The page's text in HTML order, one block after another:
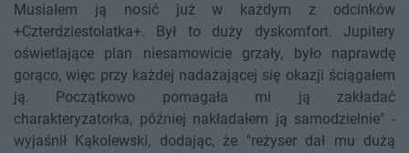
Musiałem ją nosić już w każdym z odcinków
+Czterdziestolatka+. Był to duży dyskomfort. Jupitery
oświetlające plan niesamowicie grzały, było naprawdę
gorąco, więc przy każdej nadażającej się okazji ściągałem
ją. Początkowo pomagała mi ją zakładać
charakteryzatorka, później nakładałem ją samodzielnie" -
wyjaśnił Kąkolewski, dodając, że "reżyser dał mu dużą